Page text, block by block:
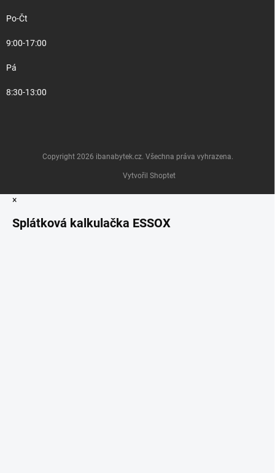
Po-Čt
9:00-17:00
Pá
8:30-13:00
Vytvořil Shoptet
Copyright 2026 ibanabytek.cz. Všechna práva vyhrazena.
×
Splátková kalkulačka ESSOX